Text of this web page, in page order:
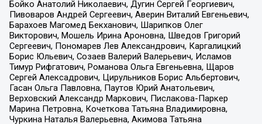
Бойко Анатолий Николаевич, Дугин Сергей Георгиевич,
Пивоваров Андрей Сергеевич, Аверин Виталий Евгеньевич,
Барахоев Магомед Бекханович, Шарипков Олег
Викторович, Мошель Ирина Ароновна, Шведов Григорий
Сергеевич, Пономарев Лев Александрович, Каргалицкий
Борис Юльевич, Созаев Валерий Валерьевич, Исламов
Тимур Рифгатович, Романова Ольга Евгеньевна, Щаров
Сергей Алексадрович, Цирульников Борис Альбертович,
Гасан Ольга Павловна, Паутов Юрий Анатольевич,
Верховский Александр Маркович, Пислакова-Паркер
Марина Петровна, Кочеткова Татьяна Владимировна,
Чуркина Наталья Валерьевна, Акимова Татьяна